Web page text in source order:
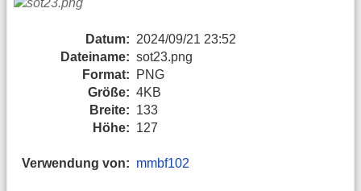
Datum: 2024/09/21 23:52
Dateiname: sot23.png
Format:
PNG
Größe: 4KB
Breite: 133
Höhe: 127
Verwendung von: mmbf102